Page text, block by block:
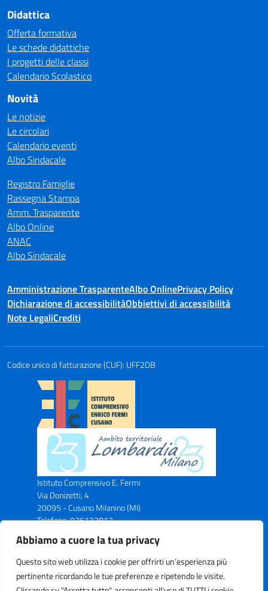
Abbiamo a cuore la tua privacy
Questo sito web utilizza i cookie per offrirti un’esperienza più
pertinente ricordando le tue preferenze e ripetendo le visite.
Didattica
Offerta formativa
Le schede didattiche
I progetti delle classi
Calendario Scolastico
Novità
Le notizie
Le circolari
Calendario eventi
Albo Sindacale
Registro Famiglie
Rassegna Stampa
Amm. Trasparente
Albo Online
ANAC
Albo Sindacale
Amministrazione TrasparenteAlbo OnlinePrivacy Policy
Dichiarazione di accessibilitàObbiettivi di accessibilità
Note LegaliCrediti
Codice unico di fatturazione (CUF): UFF2DB
Istituto Comprensivo E. Fermi
Via Donizetti, 4
20095 - Cusano Milanino (MI)
Telefono: 026132812
PEC: miic8ax00n@pec.istruzione.it
Codice Meccanografico: MIIC8AX00N
Codice Fiscale: C.F. 83043750153